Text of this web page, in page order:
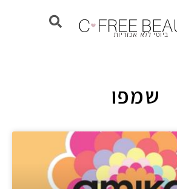
ביוטי ללא אכזריות
שמפו